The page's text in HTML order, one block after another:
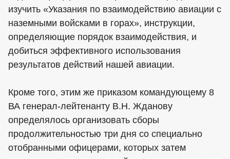
изучить «Указания по взаимодействию авиации с
наземными войсками в горах», инструкции,
определяющие порядок взаимодействия, и
добиться эффективного использования
результатов действий нашей авиации.
Кроме того, этим же приказом командующему 8
ВА генерал-лейтенанту В.Н. Жданову
определялось организовать сборы
продолжительностью три дня со специально
отобранными офицерами, которых затем